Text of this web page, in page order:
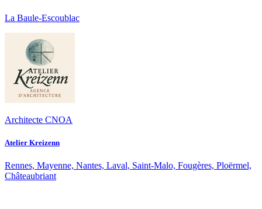
La Baule-Escoublac
Architecte CNOA
Atelier Kreizenn
Rennes, Mayenne, Nantes, Laval, Saint-Malo, Fougères, Ploërmel,
Châteaubriant